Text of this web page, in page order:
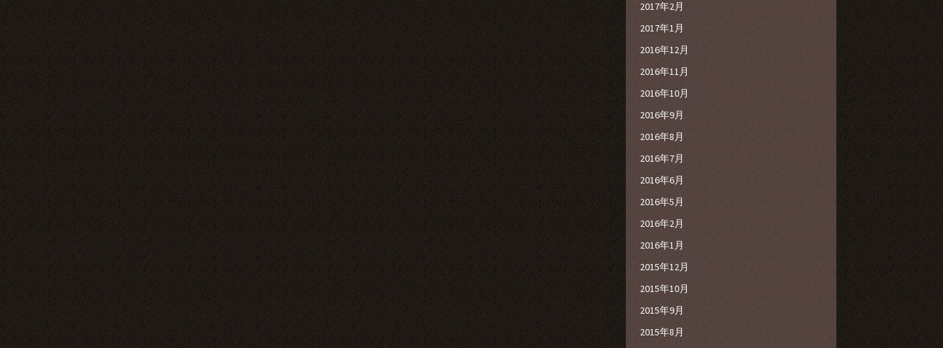
2017年2月
2017年1月
2016年12月
2016年11月
2016年10月
2016年9月
2016年8月
2016年7月
2016年6月
2016年5月
2016年2月
2016年1月
2015年12月
2015年10月
2015年9月
2015年8月